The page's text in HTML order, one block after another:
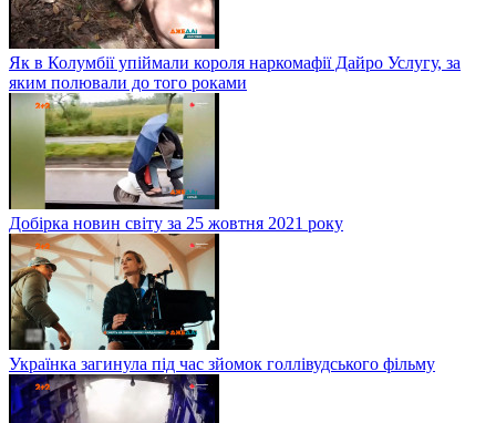
Як в Колумбії упіймали короля наркомафії Дайро Услугу, за
яким полювали до того роками
Добірка новин світу за 25 жовтня 2021 року
Українка загинула під час зйомок голлівудського фільму